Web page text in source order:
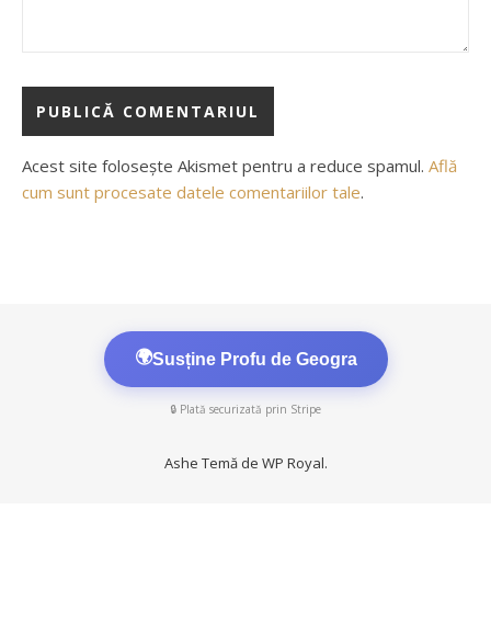
Acest site folosește Akismet pentru a reduce spamul. Află
cum sunt procesate datele comentariilor tale.
🌍Susține Profu de Geogra
🔒 Plată securizată prin Stripe
Ashe Temă de WP Royal.